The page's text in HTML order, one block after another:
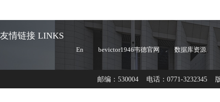
友情链接 LINKS
En bevictor1946韦德官网 数据库资源
邮编：530004 电话：0771-3232345